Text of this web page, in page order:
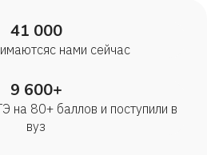
41 000
с нами сейчас
9 600+
на 80+ баллов и поступили в
вуз